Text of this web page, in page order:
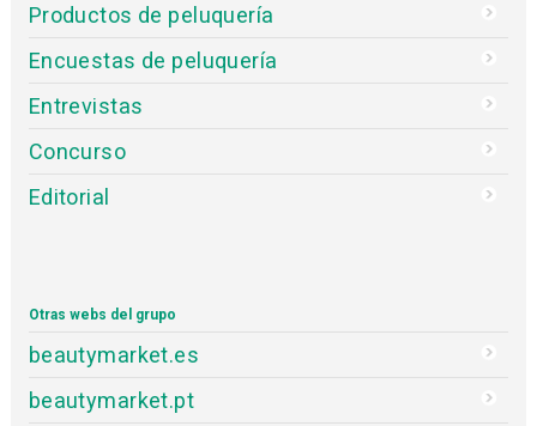
Productos de peluquería
Encuestas de peluquería
Entrevistas
Concurso
Editorial
Otras webs del grupo
beautymarket.es
beautymarket.pt